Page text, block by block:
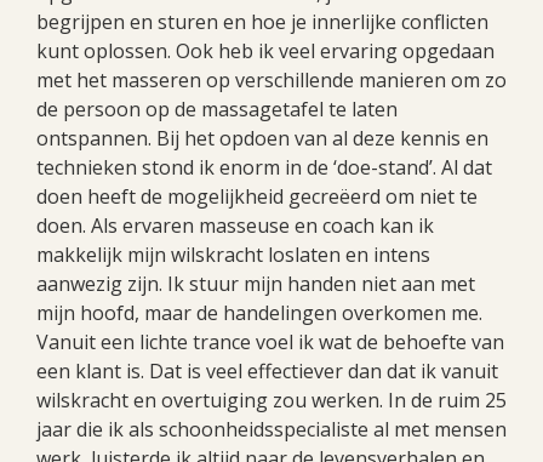
begrijpen en sturen en hoe je innerlijke conflicten
kunt oplossen. Ook heb ik veel ervaring opgedaan
met het masseren op verschillende manieren om zo
de persoon op de massagetafel te laten
ontspannen. Bij het opdoen van al deze kennis en
technieken stond ik enorm in de ‘doe-stand’. Al dat
doen heeft de mogelijkheid gecreëerd om niet te
doen. Als ervaren masseuse en coach kan ik
makkelijk mijn wilskracht loslaten en intens
aanwezig zijn. Ik stuur mijn handen niet aan met
mijn hoofd, maar de handelingen overkomen me.
Vanuit een lichte trance voel ik wat de behoefte van
een klant is. Dat is veel effectiever dan dat ik vanuit
wilskracht en overtuiging zou werken. In de ruim 25
jaar die ik als schoonheidsspecialiste al met mensen